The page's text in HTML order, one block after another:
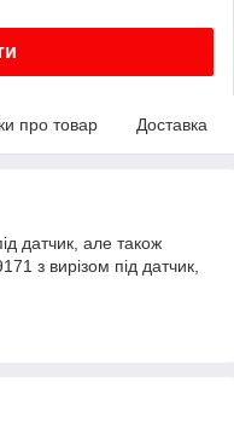
про товар Доставка
датчик, але також
з вирізом під датчик,